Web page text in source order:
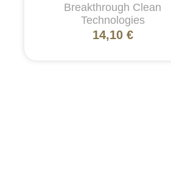
Breakthrough Clean
Technologies
14,10 €